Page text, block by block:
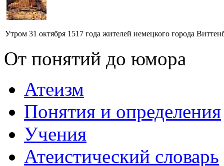
Утром 31 октября 1517 года жителей немецкого города
От понятий до юмора
Атеизм
Понятия и определения
Учения
Атеистический словарь